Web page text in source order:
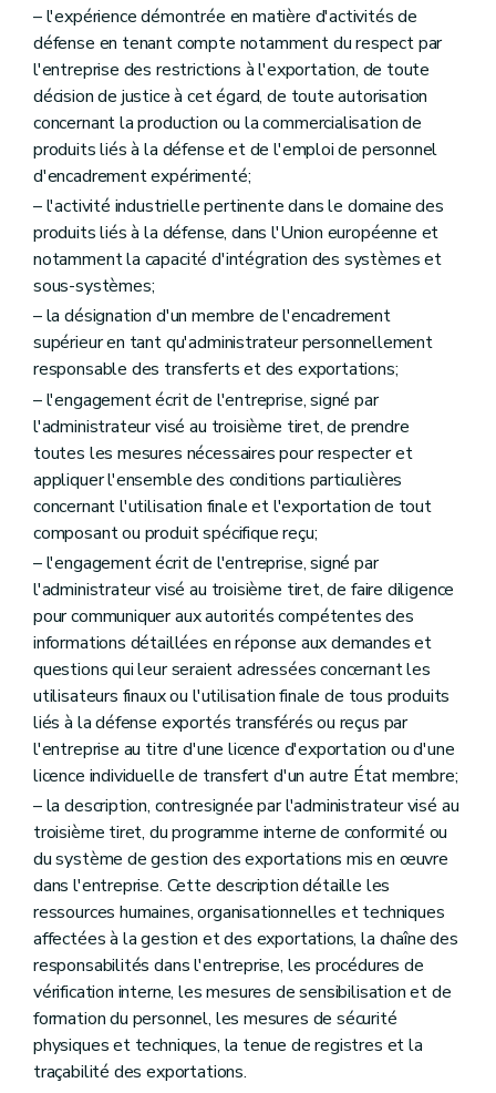
– l'expérience démontrée en matière d'activités de
défense en tenant compte notamment du respect par
l'entreprise des restrictions à l'exportation, de toute
décision de justice à cet égard, de toute autorisation
concernant la production ou la commercialisation de
produits liés à la défense et de l'emploi de personnel
d'encadrement expérimenté;
– l'activité industrielle pertinente dans le domaine des
produits liés à la défense, dans l'Union européenne et
notamment la capacité d'intégration des systèmes et
sous-systèmes;
– la désignation d'un membre de l'encadrement
supérieur en tant qu'administrateur personnellement
responsable des transferts et des exportations;
– l'engagement écrit de l'entreprise, signé par
l'administrateur visé au troisième tiret, de prendre
toutes les mesures nécessaires pour respecter et
appliquer l'ensemble des conditions particulières
concernant l'utilisation finale et l'exportation de tout
composant ou produit spécifique reçu;
– l'engagement écrit de l'entreprise, signé par
l'administrateur visé au troisième tiret, de faire diligence
pour communiquer aux autorités compétentes des
informations détaillées en réponse aux demandes et
questions qui leur seraient adressées concernant les
utilisateurs finaux ou l'utilisation finale de tous produits
liés à la défense exportés transférés ou reçus par
l'entreprise au titre d'une licence d'exportation ou d'une
licence individuelle de transfert d'un autre État membre;
– la description, contresignée par l'administrateur visé au
troisième tiret, du programme interne de conformité ou
du système de gestion des exportations mis en œuvre
dans l'entreprise. Cette description détaille les
ressources humaines, organisationnelles et techniques
affectées à la gestion et des exportations, la chaîne des
responsabilités dans l'entreprise, les procédures de
vérification interne, les mesures de sensibilisation et de
formation du personnel, les mesures de sécurité
physiques et techniques, la tenue de registres et la
traçabilité des exportations.